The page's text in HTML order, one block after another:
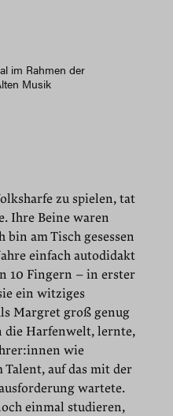
im Rahmen der
Musik
zu spielen, tat
Ihre Beine waren
am Tisch gesessen
einfach autodidakt
10 Fingern – in erster
ein witziges
Margret groß genug
die Harfenwelt, lernte,
wie
auf das mit der
wartete.
einmal studieren,